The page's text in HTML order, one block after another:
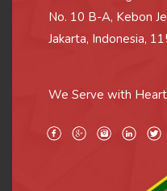
No. 10 B-A, Kebon
Jakarta, Indonesia,
We Serve with Heart